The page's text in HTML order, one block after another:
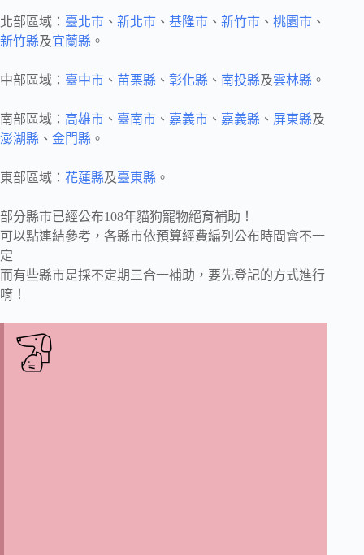
北部區域： 臺北市 、 新北市 、 基隆市 、 新竹市 、 桃園市 、
新竹縣及宜蘭縣 。
中部區域： 臺中市 、 苗栗縣 、 彰化縣 、 南投縣及雲林縣 。
南部區域： 高雄市 、 臺南市 、 嘉義市 、 嘉義縣 、 屏東縣及
澎湖縣 、 金門縣 。
東部區域： 花蓮縣及臺東縣 。
部分縣市已經公布108年貓狗寵物絕育補助！
可以點連結參考，各縣市依預算經費編列公布時間會不一
定
而有些縣市是採不定期三合一補助，要先登記的方式進行
唷！